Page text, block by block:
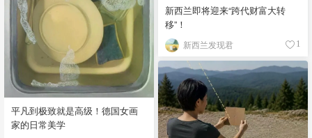
新西兰即将迎来“跨代财富大转
移”！
新西兰发现君 1
平凡到极致就是高级！德国女画
家的日常美学